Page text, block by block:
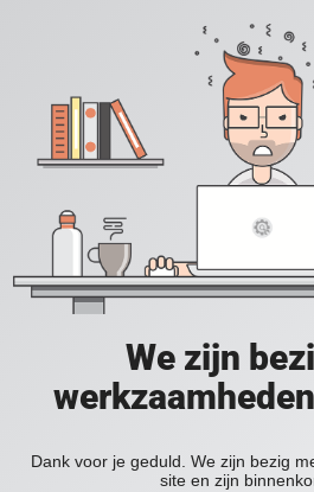
We zijn
Dank voor je geduld. We zijn bezig
site en zijn